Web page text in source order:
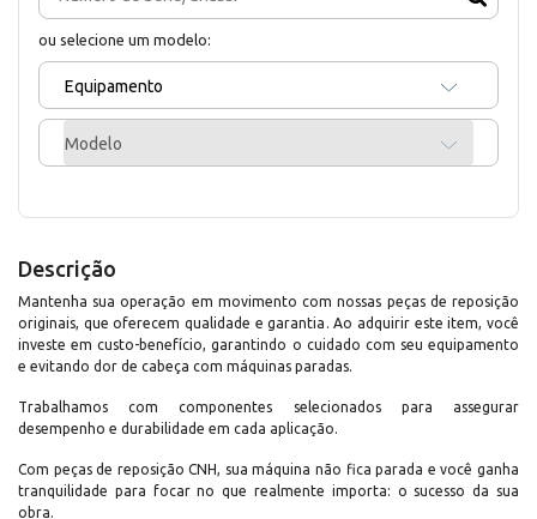
ou selecione um modelo:
Equipamento
Modelo
Descrição
Mantenha sua operação em movimento com nossas peças de reposição
originais, que oferecem qualidade e garantia. Ao adquirir este item, você
investe em custo-benefício, garantindo o cuidado com seu equipamento
e evitando dor de cabeça com máquinas paradas.
Trabalhamos com componentes selecionados para assegurar
desempenho e durabilidade em cada aplicação.
Com peças de reposição CNH, sua máquina não fica parada e você ganha
tranquilidade para focar no que realmente importa: o sucesso da sua
obra.